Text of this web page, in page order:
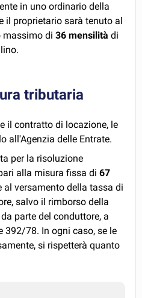
in uno ordinario della
il proprietario sarà tenuto al
massimo di 36 mensilità di
tributaria
il contratto di locazione, le
all'Agenzia delle Entrate.
per la risoluzione
alla misura fissa di67
al versamento della tassa di
salvo il rimborso della
parte del conduttore, a
392/78. In ogni caso, se le
si rispetterà quanto